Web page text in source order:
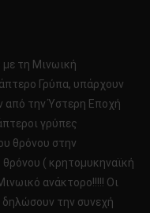
με τη Μινωική
Γρύπα, υπάρχουν
από την Ύστερη Εποχή
γρύπες
θρόνου στην
( κρητομυκηναϊκή
ανάκτορο!!!!! Οι
δηλώσουν την συνεχή